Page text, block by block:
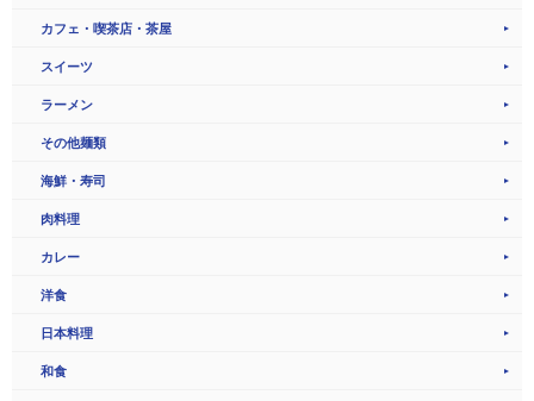
カフェ・喫茶店・茶屋
スイーツ
ラーメン
その他麺類
海鮮・寿司
肉料理
カレー
洋食
日本料理
和食